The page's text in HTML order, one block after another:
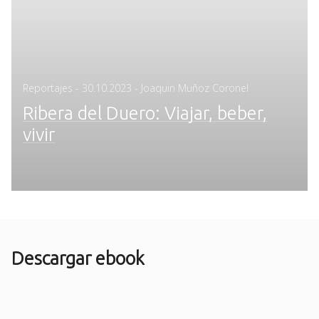
Reportajes - Posted
on
30.10.2023 - Joaquin Muñoz Coronel
Ribera del Duero: Viajar, beber,
vivir
Descargar ebook